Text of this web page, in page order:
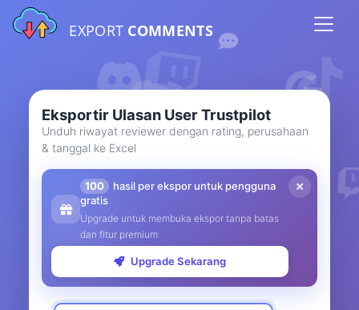
EXPORT COMMENTS
Eksportir Ulasan User Trustpilot
Unduh riwayat reviewer dengan rating, perusahaan
& tanggal ke Excel
100
hasil per ekspor untuk pengguna
gratis
Upgrade untuk membuka ekspor tanpa batas
dan fitur premium
Upgrade Sekarang